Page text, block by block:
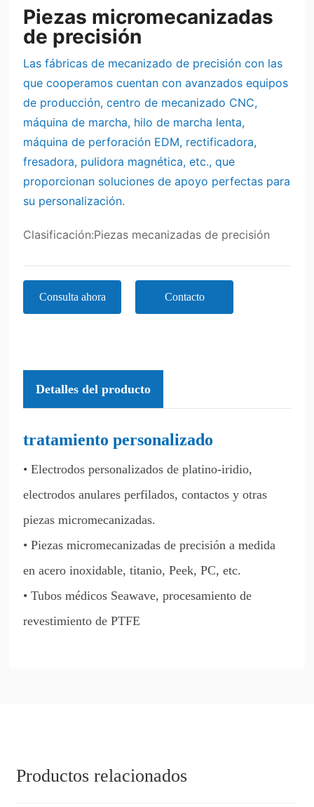
Piezas micromecanizadas
de precisión
Las fábricas de mecanizado de precisión con las
que cooperamos cuentan con avanzados equipos
de producción, centro de mecanizado CNC,
máquina de marcha, hilo de marcha lenta,
máquina de perforación EDM, rectificadora,
fresadora, pulidora magnética, etc., que
proporcionan soluciones de apoyo perfectas para
su personalización.
Clasificación:Piezas mecanizadas de precisión
Consulta ahora Contacto
Detalles del producto
tratamiento personalizado
• Electrodos personalizados de platino-iridio,
electrodos anulares perfilados, contactos y otras
piezas micromecanizadas.
• Piezas micromecanizadas de precisión a medida
en acero inoxidable, titanio, Peek, PC, etc.
• Tubos médicos Seawave, procesamiento de
revestimiento de PTFE
Productos relacionados